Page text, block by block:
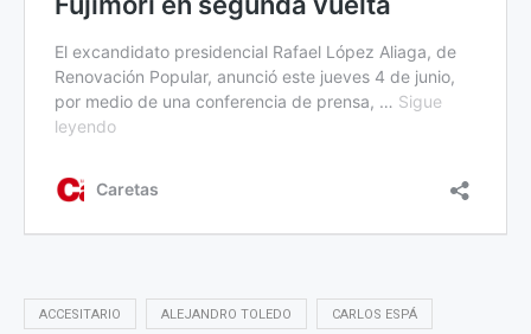
ACCESITARIO ALEJANDRO TOLEDO CARLOS ESPÁ